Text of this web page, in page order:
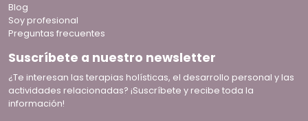
Blog
Soy profesional
Preguntas frecuentes
Suscríbete a nuestro newsletter
¿Te interesan las terapias holísticas, el desarrollo personal y las
actividades relacionadas? ¡Suscríbete y recibe toda la
información!